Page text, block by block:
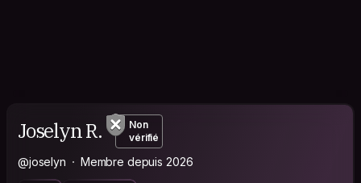
Joselyn R.
Non
vérifié
@joselyn Membre depuis 2026